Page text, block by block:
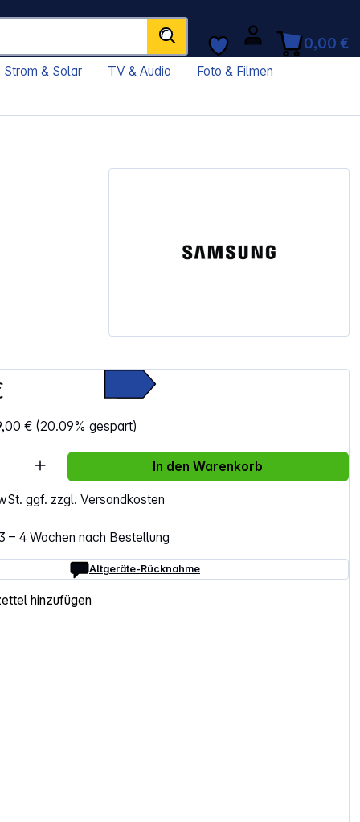
0,00 €
Strom & Solar TV & Audio Foto & Filmen
€ (20.09% gespart)
ggf. zzgl. Versandkosten
– 4 Wochen nach Bestellung
Altgeräte-Rücknahme
Gib den gewünschten Wert ein
In den Warenkorb
hinzufügen